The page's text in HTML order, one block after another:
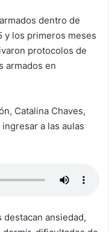
dentro de
y los primeros meses
protocolos de
armados en
Catalina Chaves,
a las aulas
ansiedad,